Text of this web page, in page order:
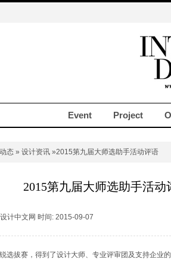
Event Project
态 » 设计资讯 »2015第九届大师选助手活动评语
2015第九届大师选助手活动
计中文网 时间: 2015-09-07
选拔赛，得到了设计大师、专业评审团及支持企业